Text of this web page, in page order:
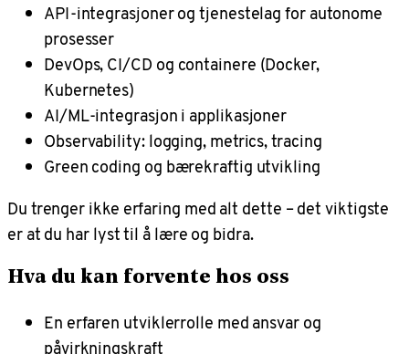
API-integrasjoner og tjenestelag for autonome
prosesser
DevOps, CI/CD og containere (Docker,
Kubernetes)
AI/ML-integrasjon i applikasjoner
Observability: logging, metrics, tracing
Green coding og bærekraftig utvikling
Du trenger ikke erfaring med alt dette – det viktigste
er at du har lyst til å lære og bidra.
Hva du kan forvente hos oss
En erfaren utviklerrolle med ansvar og
påvirkningskraft